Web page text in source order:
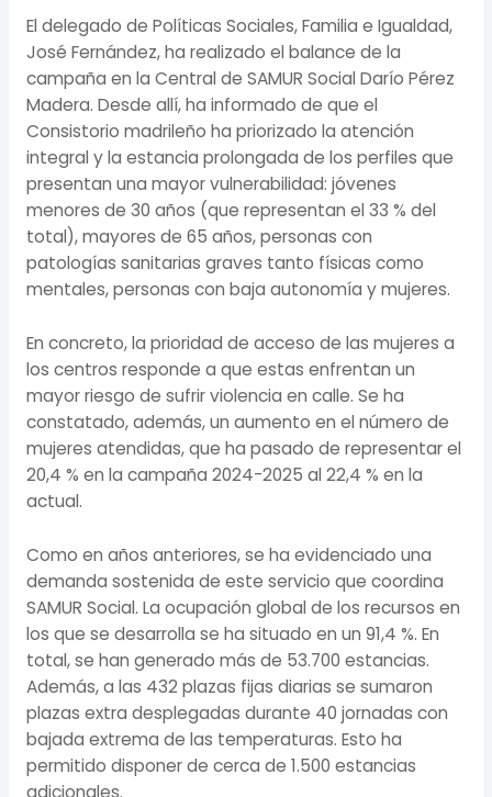
El delegado de Políticas Sociales, Familia e Igualdad,
José Fernández, ha realizado el balance de la
campaña en la Central de SAMUR Social Darío Pérez
Madera. Desde allí, ha informado de que el
Consistorio madrileño ha priorizado la atención
integral y la estancia prolongada de los perfiles que
presentan una mayor vulnerabilidad: jóvenes
menores de 30 años (que representan el 33 % del
total), mayores de 65 años, personas con
patologías sanitarias graves tanto físicas como
mentales, personas con baja autonomía y mujeres.
En concreto, la prioridad de acceso de las mujeres a
los centros responde a que estas enfrentan un
mayor riesgo de sufrir violencia en calle. Se ha
constatado, además, un aumento en el número de
mujeres atendidas, que ha pasado de representar el
20,4 % en la campaña 2024-2025 al 22,4 % en la
actual.
Como en años anteriores, se ha evidenciado una
demanda sostenida de este servicio que coordina
SAMUR Social. La ocupación global de los recursos en
los que se desarrolla se ha situado en un 91,4 %. En
total, se han generado más de 53.700 estancias.
Además, a las 432 plazas fijas diarias se sumaron
plazas extra desplegadas durante 40 jornadas con
bajada extrema de las temperaturas. Esto ha
permitido disponer de cerca de 1.500 estancias
adicionales.